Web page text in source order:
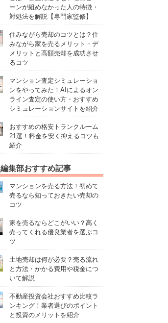
ーンが組めなかった人の特徴・
対処法を解説【専門家監修】
住みながら売却のコツとは？住
みながら家を売るメリット・デ
メリットと高額売却を成功させ
るコツ
マンション査定シミュレーショ
ンをやってみた！AIによるオン
ライン査定の使い方・おすすめ
シミュレーションサイトを紹介
おすすめの格安トランクルーム
21選！料金を安く抑えるコツも
紹介
編集部おすすめ記事
マンションを売る方法！初めて
売るなら知っておきたい売却の
コツ
家を売るならどこがいい？高く
売ってくれる優良業者を選ぶコ
ツ
土地売却は何が必要？売る流れ
と方法・かかる費用や税金につ
いて解説
不動産投資会社おすすめ比較ラ
ンキング！業者選びのポイント
と投資のメリットを紹介